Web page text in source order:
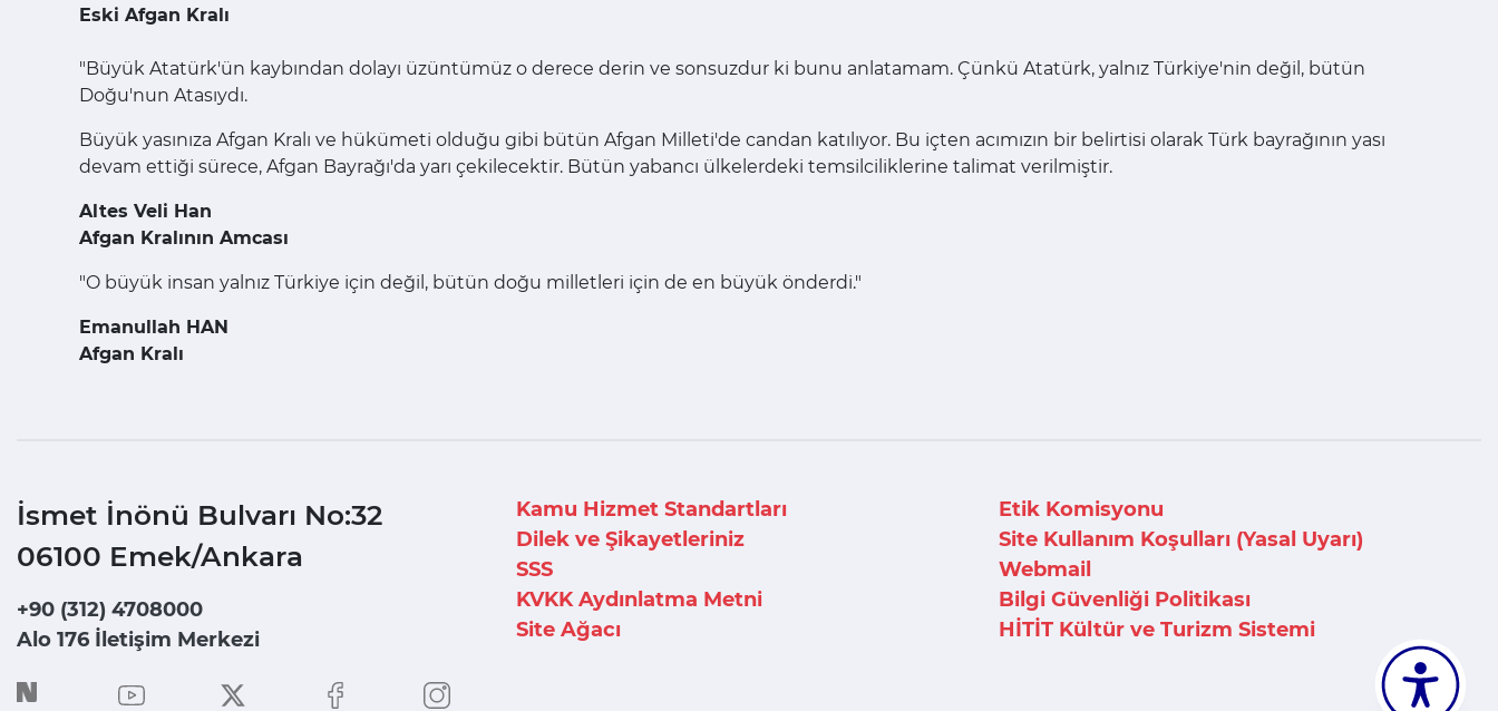
Eski Afgan Kralı
"Büyük Atatürk'ün kaybından dolayı üzüntümüz o derece derin ve sonsuzdur ki bunu anlatamam. Çünkü Atatürk, yalnız Türkiye'nin değil, bütün
Doğu'nun Atasıydı.
Büyük yasınıza Afgan Kralı ve hükümeti olduğu gibi bütün Afgan Milleti'de candan katılıyor. Bu içten acımızın bir belirtisi olarak Türk bayrağının yası
devam ettiği sürece, Afgan Bayrağı'da yarı çekilecektir. Bütün yabancı ülkelerdeki temsilciliklerine talimat verilmiştir.
Altes Veli Han
Afgan Kralının Amcası
"O büyük insan yalnız Türkiye için değil, bütün doğu milletleri için de en büyük önderdi."
Emanullah HAN
Afgan Kralı
İsmet İnönü Bulvarı No:32
06100 Emek/Ankara
+90 (312) 4708000
Alo 176 İletişim Merkezi
Kamu Hizmet Standartları
Etik Komisyonu
Dilek ve Şikayetleriniz
Site Kullanım Koşulları (Yasal Uyarı)
SSS
Webmail
KVKK Aydınlatma Metni
Bilgi Güvenliği Politikası
Site Ağacı
HİTİT Kültür ve Turizm Sistemi